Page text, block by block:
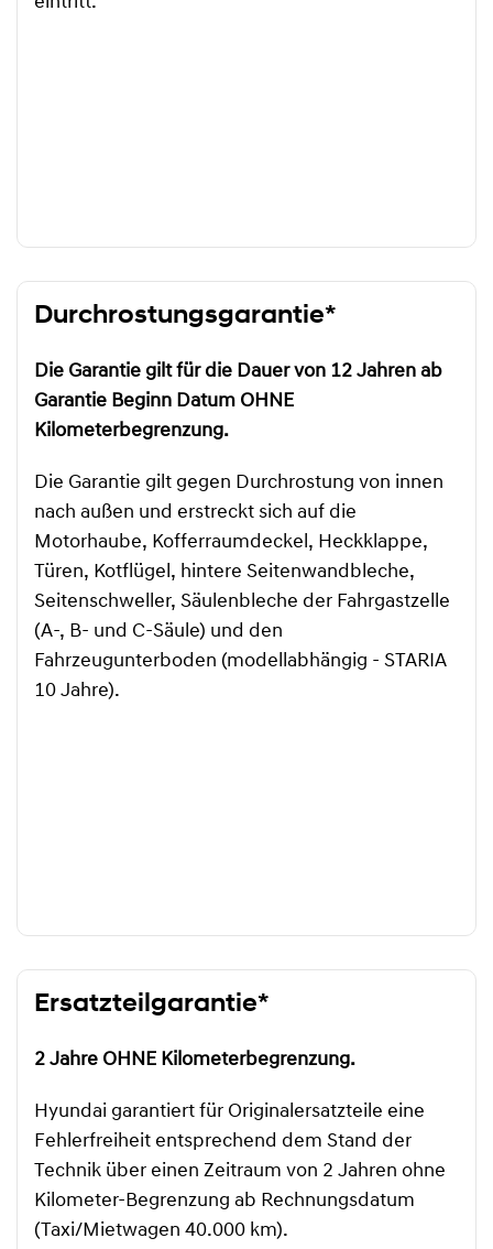
Durchrostungsgarantie*
Die Garantie gilt für die Dauer von 12 Jahren ab
Garantie Beginn Datum OHNE
Kilometerbegrenzung.
Die Garantie gilt gegen Durchrostung von innen
nach außen und erstreckt sich auf die
Motorhaube, Kofferraumdeckel, Heckklappe,
Türen, Kotflügel, hintere Seitenwandbleche,
Seitenschweller, Säulenbleche der Fahrgastzelle
(A-, B- und C-Säule) und den
Fahrzeugunterboden (modellabhängig - STARIA
10 Jahre).
Ersatzteilgarantie*
2 Jahre OHNE Kilometerbegrenzung.
Hyundai garantiert für Originalersatzteile eine
Fehlerfreiheit entsprechend dem Stand der
Technik über einen Zeitraum von 2 Jahren ohne
Kilometer-Begrenzung ab Rechnungsdatum
(Taxi/Mietwagen 40.000 km).